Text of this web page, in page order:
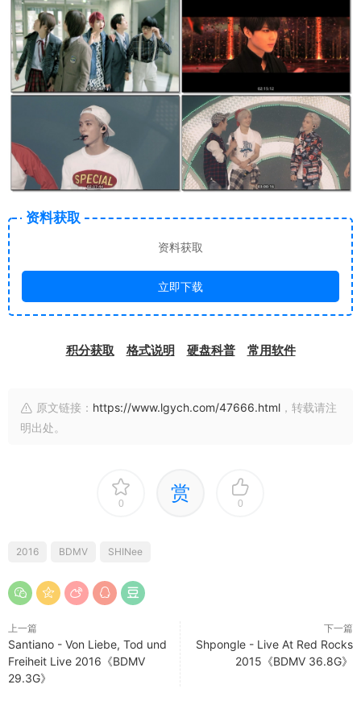
资料获取
资料获取
立即下载
积分获取 格式说明 硬盘科普 常用软件
原文链接： https://www.lgych.com/47666.html ，转载请注
明出处。
0 赏 0
2016 BDMV SHINee
上一篇
Santiano - Von Liebe, Tod und
Freiheit Live 2016《BDMV
29.3G》
下一篇
Shpongle - Live At Red Rocks
2015《BDMV 36.8G》